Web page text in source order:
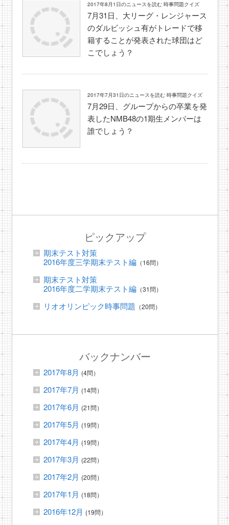
2017年8月1日のニュースを読む 時事問題クイズ
7月31日、大リーグ・レンジャース
のダルビッシュ有がトレードで移
籍することが発表された球団はど
こでしょう？
2017年7月31日のニュースを読む 時事問題クイズ
7月29日、グループからの卒業を発
表したNMB48の1期生メンバーは
誰でしょう？
ピックアップ
期末テスト対策
2016年度三学期末テスト編（16問）
期末テスト対策
2016年度二学期末テスト編（31問）
リオオリンピック時事問題 （20問）
バックナンバー
2017年8月 (4問）
2017年7月 (14問）
2017年6月 (21問）
2017年5月 (19問）
2017年4月 (19問）
2017年3月 (22問）
2017年2月 (20問）
2017年1月 (18問）
2016年12月 (19問）